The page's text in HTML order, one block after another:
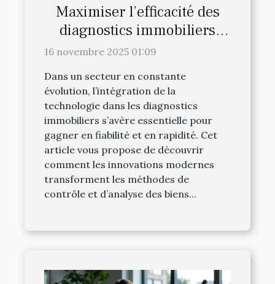
Maximiser l’efficacité des
diagnostics immobiliers
avec la technologie moderne
16 novembre 2025 01:09
Dans un secteur en constante
évolution, l’intégration de la
technologie dans les diagnostics
immobiliers s’avère essentielle pour
gagner en fiabilité et en rapidité. Cet
article vous propose de découvrir
comment les innovations modernes
transforment les méthodes de
contrôle et d’analyse des biens...